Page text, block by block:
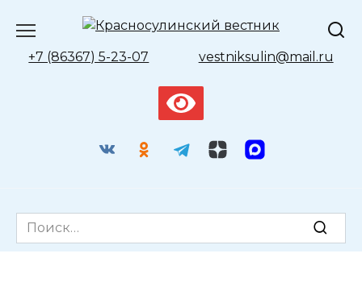
содержанию
+7 (86367) 5-23-07 vestniksulin@mail.ru
Search
for: